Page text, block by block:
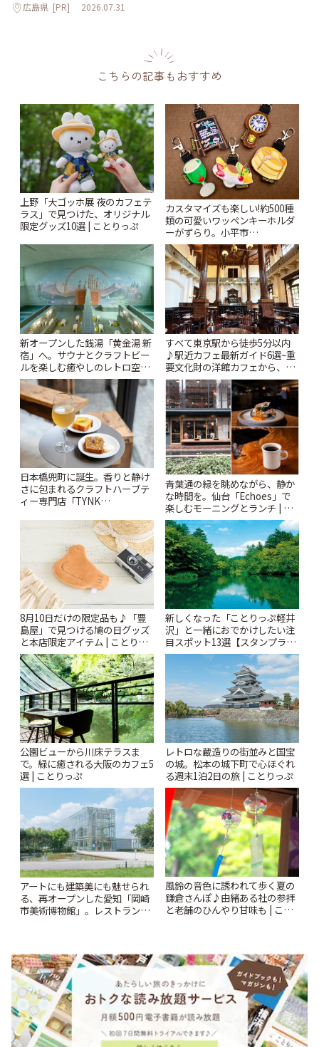
広島県 [PR] 2026.07.31
こちらの記事もおすすめ
上野「大ゴッホ展 夜のカフェテ
ラス」で見つけた、オリジナル
限定グッズ10選 | ことりっぷ
カスタマイズも楽しい!約500種
類の可愛いワッペンキーホルダ
ーがずらり。小平市
「Kimamaya T&K」 | ことりっ
ぷ
新オープンした銭湯「黄金湯 新
宿」へ。サウナとクラフトビー
ルを楽しむ癒やしのレトロ空間
| ことりっぷ
すべて東京駅から徒歩5分以内
♪駅近カフェ最新ガイド6選~重
要文化財の洋館カフェから、改
札すぐのレトロ喫茶まで~ | こと
りっぷ
日本橋兜町に誕生。香りと静け
さに包まれるクラフトハーブテ
ィー専門店「TYNK
青葉通の緑を眺めながら、静か
な時間を。仙台「Echoes」で
楽しむモーニングとランチ | こ
とりっぷ
8月10日だけの限定品も♪「豊
島屋」で見つける鳩の日グッズ
と本店限定アイテム | ことりっ
ぷ
新しくなった「ことりっぷ軽井
沢」と一緒におでかけしたい注
目スポット13選【スタンプラリ
ー開催中】 | ことりっぷ
公園ビューから川床テラスま
で。緑に癒される大阪のカフェ5
選 | ことりっぷ
レトロな蔵造りの街並みと国宝
の城。松本の城下町で心ほぐれ
る週末1泊2日の旅 | ことりっぷ
アートにも建築美にも魅せられ
る、再オープンした愛知「岡崎
市美術博物館」。レストランや
風鈴の音色に誘われて歩く夏の
鎌倉さんぽ♪由緒ある社の参拝
と老舗のひんやり甘味も | こと